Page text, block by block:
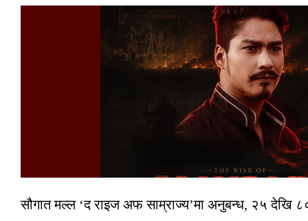
सौगात मल्ल ‘द राइज अफ साम्राज्य’मा अनुबन्ध, २५ देखि